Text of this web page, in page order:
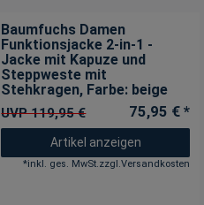
Baumfuchs Damen
Funktionsjacke 2-in-1 -
Jacke mit Kapuze und
Steppweste mit
Stehkragen, Farbe: beige
UVP 119,95 € 75,95 € *
Artikel anzeigen
*inkl. ges. MwSt.zzgl.Versandkosten